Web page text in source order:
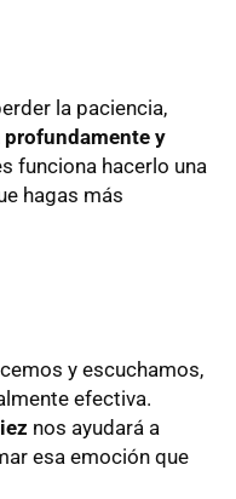
la paciencia,
profundamente y
funciona hacerlo una
hagas más
y escuchamos,
efectiva.
nos ayudará a
esa emoción que